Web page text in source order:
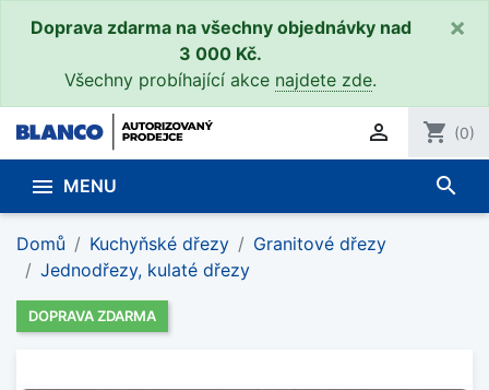
Doprava zdarma na všechny objednávky nad
3 000 Kč.
Všechny probíhající akce najdete zde.
×
 shopping_cart (0)
 MENU search
Domů Kuchyňské dřezy
Granitové dřezy
Jednodřezy, kulaté dřezy
DOPRAVA ZDARMA